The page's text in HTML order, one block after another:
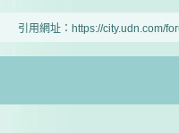
引用網址：https://city.udn.com/